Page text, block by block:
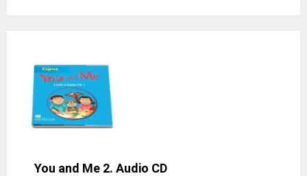
You and Me 2. Audio CD